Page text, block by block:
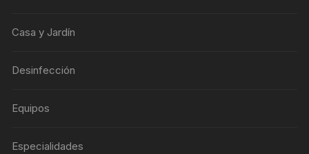
Casa y Jardín
Desinfección
Equipos
Especialidades